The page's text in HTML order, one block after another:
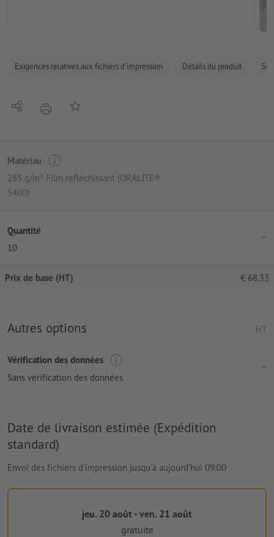
Exigences relatives aux fichiers d'impression Détails du produit
PartagerimprimerAjouter à liste d'article
Matériau
285 g/m² Film réfléchissant (ORALITE®
5400)
Quantité
10
Prix de base (HT) € 68,33
Autres options HT
Vérification des données
Sans vérification des données
Date de livraison estimée (Expédition
standard)
Envoi des fichiers d'impression jusqu'à aujourd’hui 09:00
jeu. 20 août - ven. 21 août
gratuite